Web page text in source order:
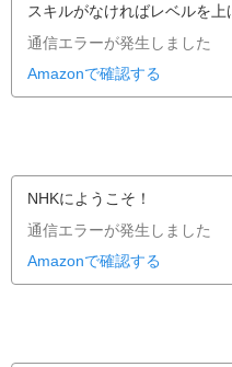
スキルがなければレベルを上
通信エラーが発生しました
Amazonで確認する
NHKにようこそ！
通信エラーが発生しました
Amazonで確認する